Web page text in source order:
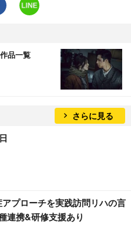
品一覧
さらに見る
プローチを実践訪問リハの言
連携&研修支援あり